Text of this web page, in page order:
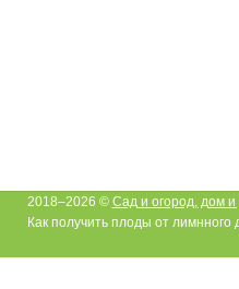
2018–2026 © Сад и огород, дом и
Как получить плоды от лимнного